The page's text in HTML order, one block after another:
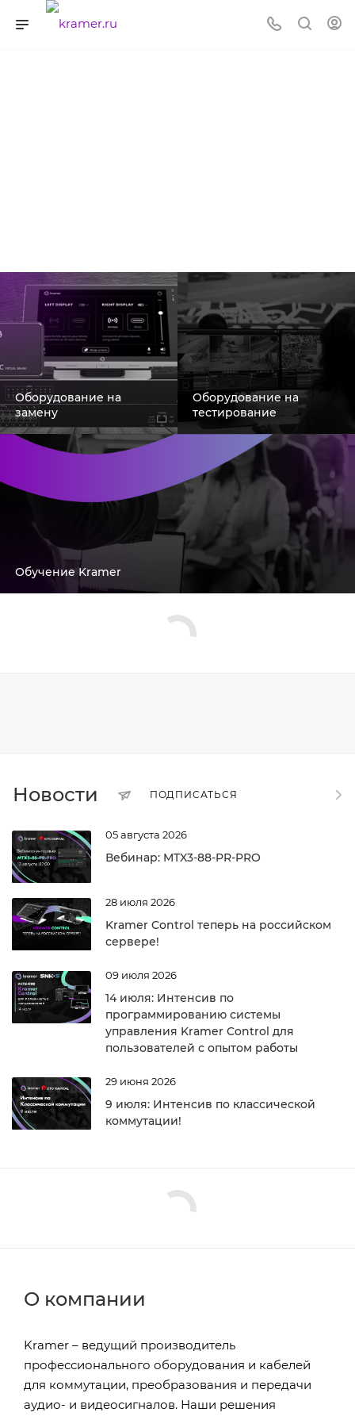
Оборудование на
замену
Оборудование на
тестирование
Обучение Kramer
Новости ПОДПИСАТЬСЯ
05 августа 2026
Вебинар: MTX3-88-PR-PRO
28 июля 2026
Kramer Control теперь на российском
сервере!
09 июля 2026
14 июля: Интенсив по
программированию системы
управления Kramer Control для
пользователей с опытом работы
29 июня 2026
9 июля: Интенсив по классической
коммутации!
О компании
Kramer – ведущий производитель
профессионального оборудования и кабелей
для коммутации, преобразования и передачи
аудио- и видеосигналов. Наши решения